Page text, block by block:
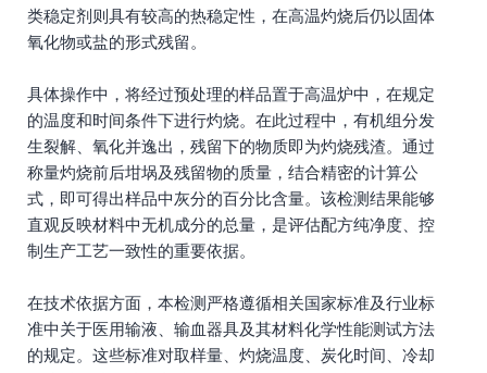
类稳定剂则具有较高的热稳定性，在高温灼烧后仍以固体
氧化物或盐的形式残留。
具体操作中，将经过预处理的样品置于高温炉中，在规定
的温度和时间条件下进行灼烧。在此过程中，有机组分发
生裂解、氧化并逸出，残留下的物质即为灼烧残渣。通过
称量灼烧前后坩埚及残留物的质量，结合精密的计算公
式，即可得出样品中灰分的百分比含量。该检测结果能够
直观反映材料中无机成分的总量，是评估配方纯净度、控
制生产工艺一致性的重要依据。
在技术依据方面，本检测严格遵循相关国家标准及行业标
准中关于医用输液、输血器具及其材料化学性能测试方法
的规定。这些标准对取样量、灼烧温度、炭化时间、冷却